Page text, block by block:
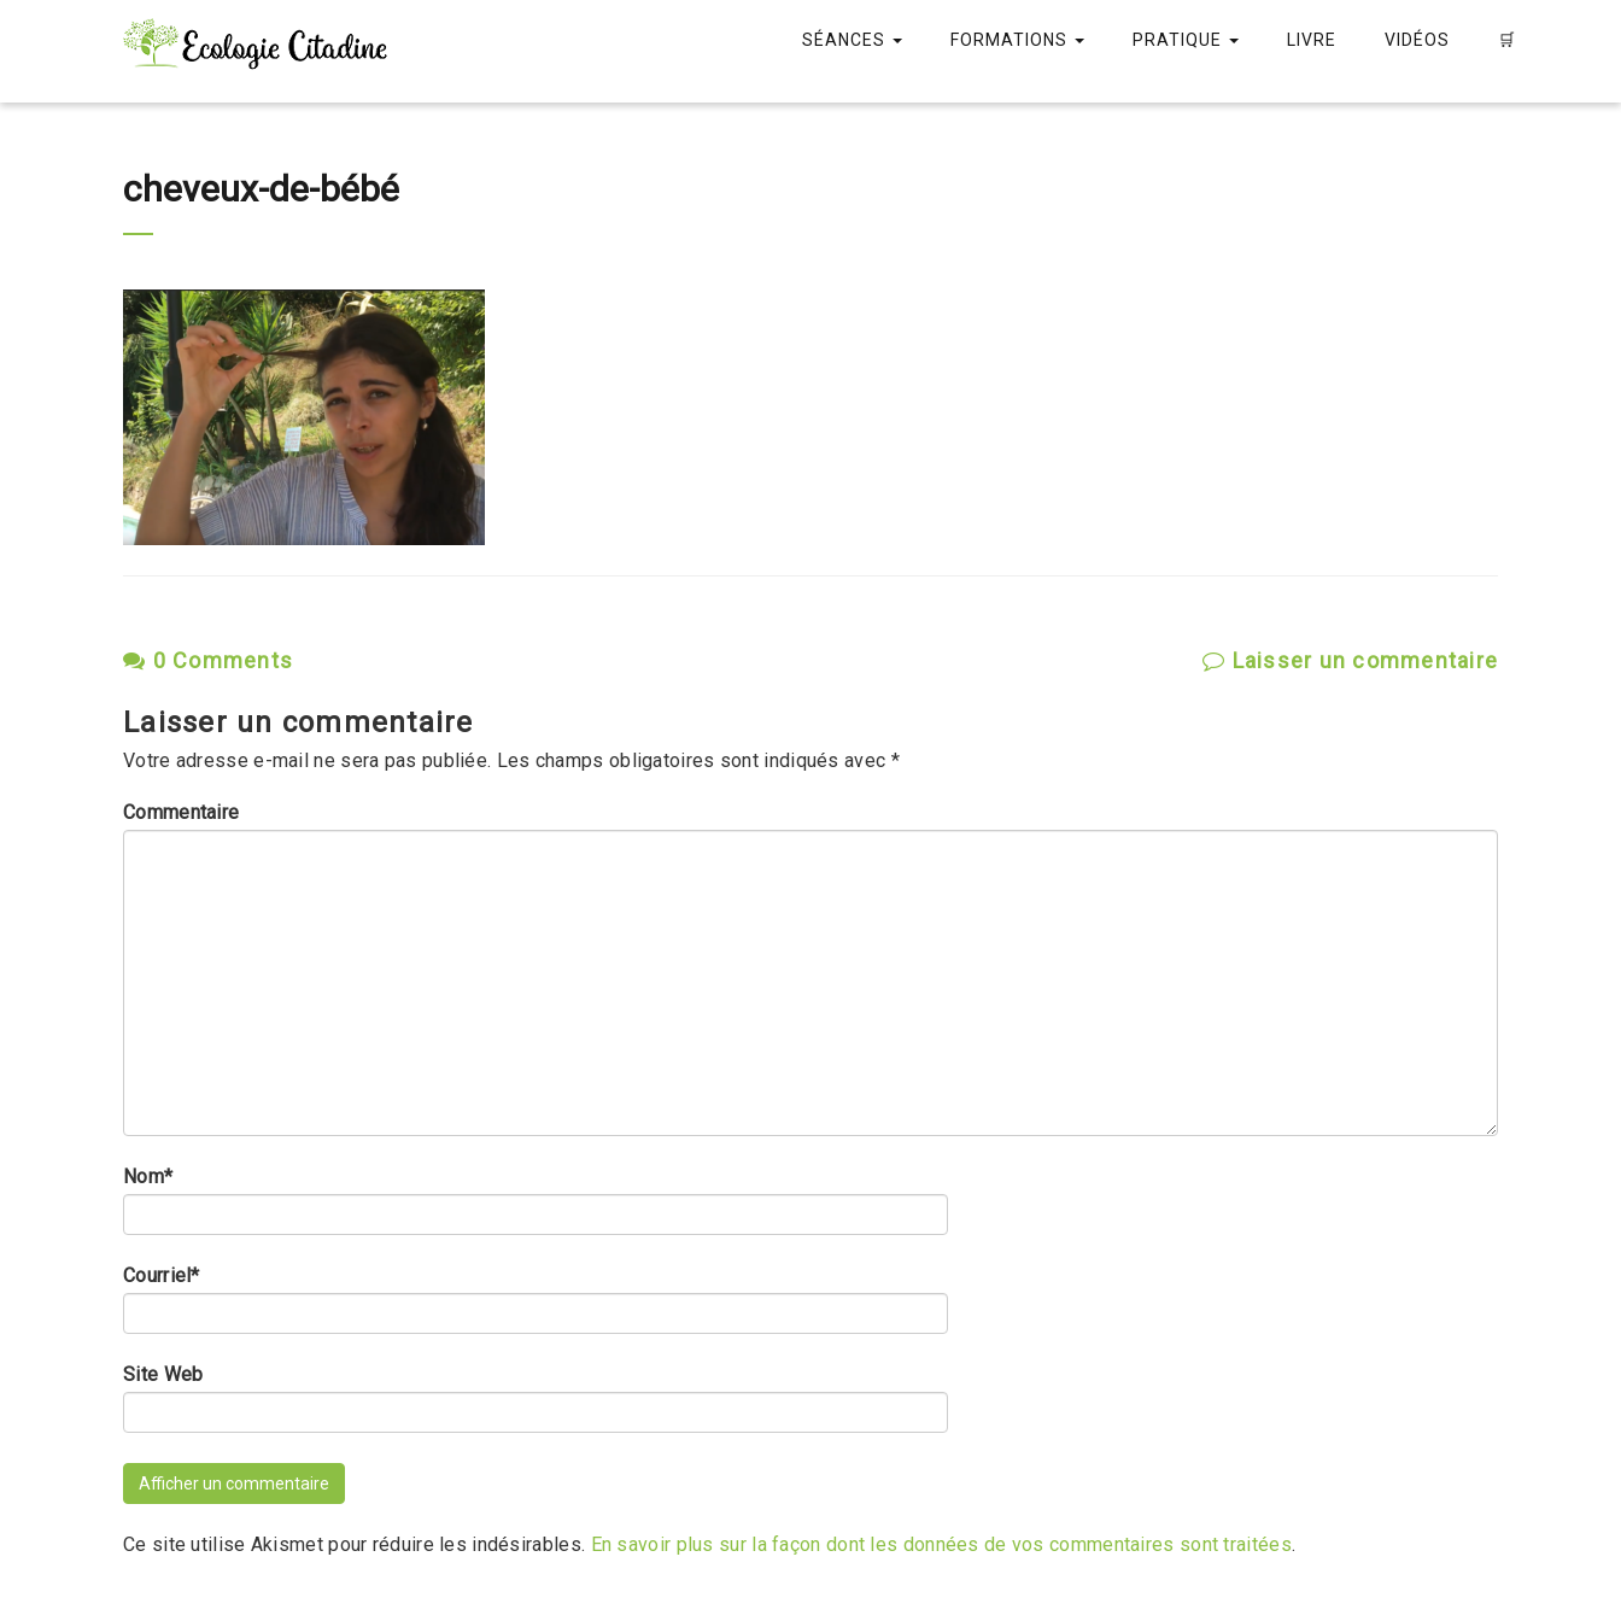
SÉANCES FORMATIONS PRATIQUE LIVRE VIDÉOS 🛒
cheveux-de-bébé
0 Comments Laisser un commentaire
Laisser un commentaire
Votre adresse e-mail ne sera pas publiée. Les champs obligatoires sont indiqués avec *
Commentaire
Nom*
Courriel*
Site Web
Ce site utilise Akismet pour réduire les indésirables. En savoir plus sur la façon dont les données de vos commentaires sont traitées.